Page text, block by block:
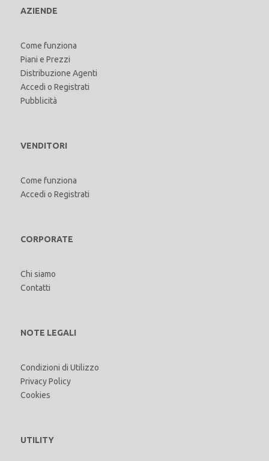
AZIENDE
Come funziona
Piani e Prezzi
Distribuzione Agenti
Accedi o Registrati
Pubblicità
VENDITORI
Come funziona
Accedi o Registrati
CORPORATE
Chi siamo
Contatti
NOTE LEGALI
Condizioni di Utilizzo
Privacy Policy
Cookies
UTILITY